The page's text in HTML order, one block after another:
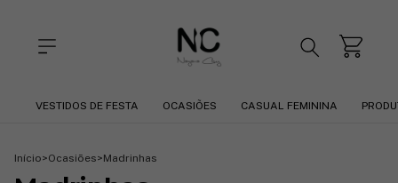
VESTIDOS DE FESTA OCASIÕES CASUAL FEMININA
Início>Ocasiões>Madrinhas